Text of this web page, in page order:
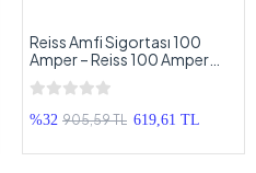
Reiss Amfi Sigortası 100
Amper – Reiss 100 Amper
Kaliteli ANL Oto Anfi
Sigortası - 100A
%32 905,59 TL 619,61 TL